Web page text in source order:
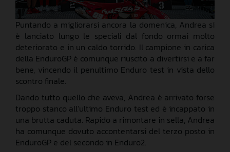
Puntando a migliorarsi ancora la domenica, Andrea si
è lanciato lungo le speciali dal fondo ormai molto
deteriorato e in un caldo torrido. Il campione in carica
della EnduroGP è comunque riuscito a divertirsi e a far
bene, vincendo il penultimo Enduro test in vista dello
scontro finale.
Dando tutto quello che aveva, Andrea è arrivato forse
troppo stanco all’ultimo Enduro test ed è incappato in
una brutta caduta. Rapido a rimontare in sella, Andrea
ha comunque dovuto accontentarsi del terzo posto in
EnduroGP e del secondo in Enduro2.